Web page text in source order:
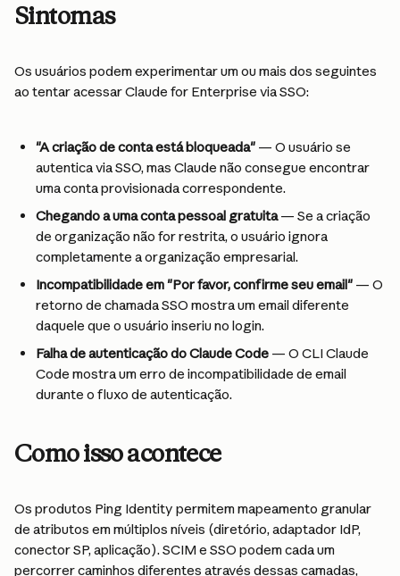
Sintomas
Os usuários podem experimentar um ou mais dos seguintes
ao tentar acessar Claude for Enterprise via SSO:
"A criação de conta está bloqueada" — O usuário se
autentica via SSO, mas Claude não consegue encontrar
uma conta provisionada correspondente.
Chegando a uma conta pessoal gratuita — Se a criação
de organização não for restrita, o usuário ignora
completamente a organização empresarial.
Incompatibilidade em "Por favor, confirme seu email" — O
retorno de chamada SSO mostra um email diferente
daquele que o usuário inseriu no login.
Falha de autenticação do Claude Code — O CLI Claude
Code mostra um erro de incompatibilidade de email
durante o fluxo de autenticação.
Como isso acontece
Os produtos Ping Identity permitem mapeamento granular
de atributos em múltiplos níveis (diretório, adaptador IdP,
conector SP, aplicação). SCIM e SSO podem cada um
percorrer caminhos diferentes através dessas camadas,